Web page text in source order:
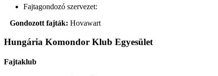
Fajtagondozó szervezet:
Gondozott fajták: Hovawart
Hungária Komondor Klub Egyesület
Fajtaklub